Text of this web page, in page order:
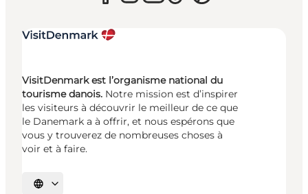
VisitDenmark est l’organisme national du
tourisme danois. Notre mission est d’inspirer
les visiteurs à découvrir le meilleur de ce que
le Danemark a à offrir, et nous espérons que
vous y trouverez de nombreuses choses à
voir et à faire.
Choisissez la langue